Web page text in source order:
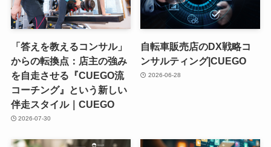
「答えを教えるコンサル」
からの転換点：店主の強み
を自走させる『CUEGO流
コーチング』という新しい
伴走スタイル｜CUEGO
2026-07-30
自転車販売店のDX戦略コ
ンサルティング|CUEGO
2026-06-28